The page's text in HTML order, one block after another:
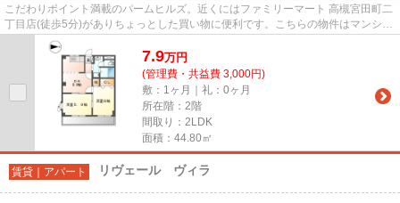
こだわりポイント満載のパームヒルズ。近くにはファミリーマート 高槻宮田町二
丁目店(徒歩5分)がありちょっとした買い物に便利です。こちらの物件はマンショ
ンです。短時間でごみ出し...
7.9万円
(管理費・共益費 3,000円)
敷：1ヶ月｜礼：0ヶ月
所在階：2階
間取り：2LDK
面積：44.80㎡
賃貸｜アパート リヴェール ヴィラ